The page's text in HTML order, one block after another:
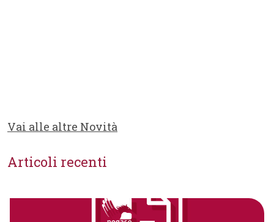
Vai alle altre Novità
Articoli recenti